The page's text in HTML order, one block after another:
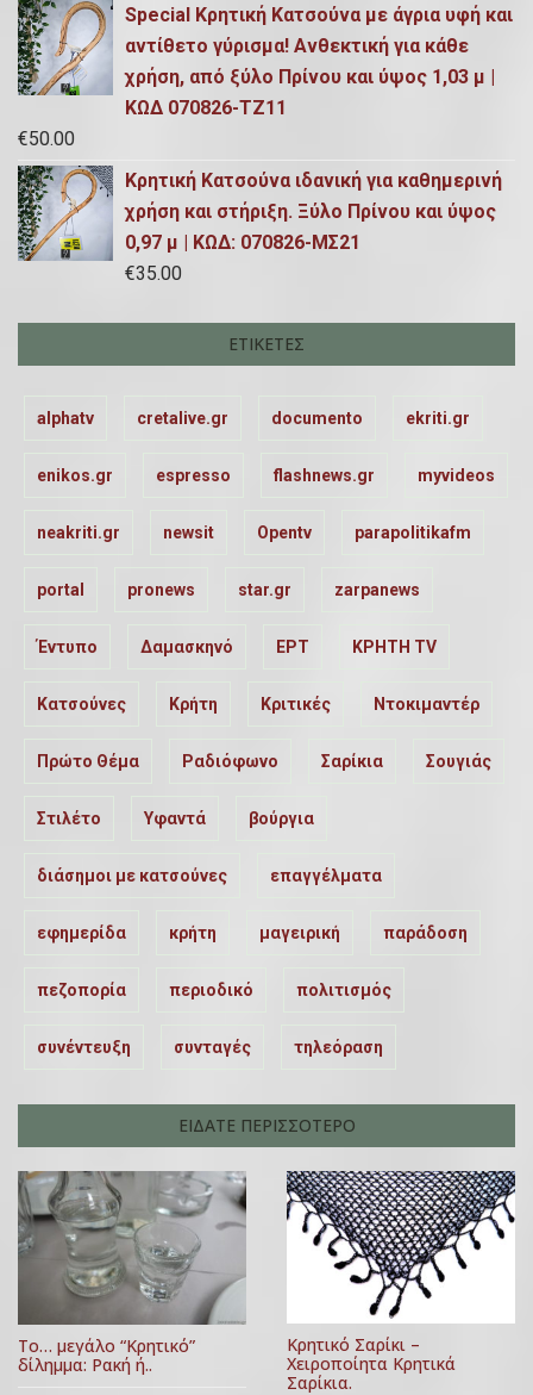
Special Κρητική Κατσούνα με άγρια υφή και
αντίθετο γύρισμα! Ανθεκτική για κάθε
χρήση, από ξύλο Πρίνου και ύψος 1,03 μ |
ΚΩΔ 070826-ΤΖ11
€50.00
Κρητική Κατσούνα ιδανική για καθημερινή
χρήση και στήριξη. Ξύλο Πρίνου και ύψος
0,97 μ | ΚΩΔ: 070826-ΜΣ21
€35.00
ΕΤΙΚΈΤΕΣ
alphatv cretalive.gr documento ekriti.gr
enikos.gr espresso flashnews.gr myvideos
neakriti.gr newsit Opentv parapolitikafm
portal pronews star.gr zarpanews
Έντυπο Δαμασκηνό ΕΡΤ ΚΡΗΤΗ TV
Κατσούνες Κρήτη Κριτικές Ντοκιμαντέρ
Πρώτο Θέμα Ραδιόφωνο Σαρίκια Σουγιάς
Στιλέτο Υφαντά βούργια
διάσημοι με κατσούνες επαγγέλματα
εφημερίδα κρήτη μαγειρική παράδοση
πεζοπορία περιοδικό πολιτισμός
συνέντευξη συνταγές τηλεόραση
ΕΙΔΑΤΕ ΠΕΡΙΣΣΟΤΕΡΟ
Το… μεγάλο “Κρητικό”
δίλημμα: Ρακή ή..
Κρητικό Σαρίκι –
Χειροποίητα Κρητικά
Σαρίκια.